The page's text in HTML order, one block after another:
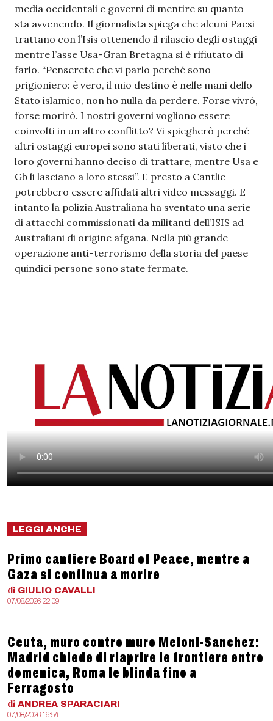
media occidentali e governi di mentire su quanto
sta avvenendo. Il giornalista spiega che alcuni Paesi
trattano con l’Isis ottenendo il rilascio degli ostaggi
mentre l’asse Usa-Gran Bretagna si è rifiutato di
farlo. “Penserete che vi parlo perché sono
prigioniero: è vero, il mio destino è nelle mani dello
Stato islamico, non ho nulla da perdere. Forse vivrò,
forse morirò. I nostri governi vogliono essere
coinvolti in un altro conflitto? Vi spiegherò perché
altri ostaggi europei sono stati liberati, visto che i
loro governi hanno deciso di trattare, mentre Usa e
Gb li lasciano a loro stessi”. E presto a Cantlie
potrebbero essere affidati altri video messaggi. E
intanto la polizia Australiana ha sventato una serie
di attacchi commissionati da militanti dell’ISIS ad
Australiani di origine afgana. Nella più grande
operazione anti-terrorismo della storia del paese
quindici persone sono state fermate.
LEGGI ANCHE
Primo cantiere Board of Peace, mentre a
Gaza si continua a morire
di GIULIO CAVALLI
07/08/2026 22:09
Ceuta, muro contro muro Meloni-Sanchez:
Madrid chiede di riaprire le frontiere entro
domenica, Roma le blinda fino a
Ferragosto
di ANDREA SPARACIARI
07/08/2026 16:54